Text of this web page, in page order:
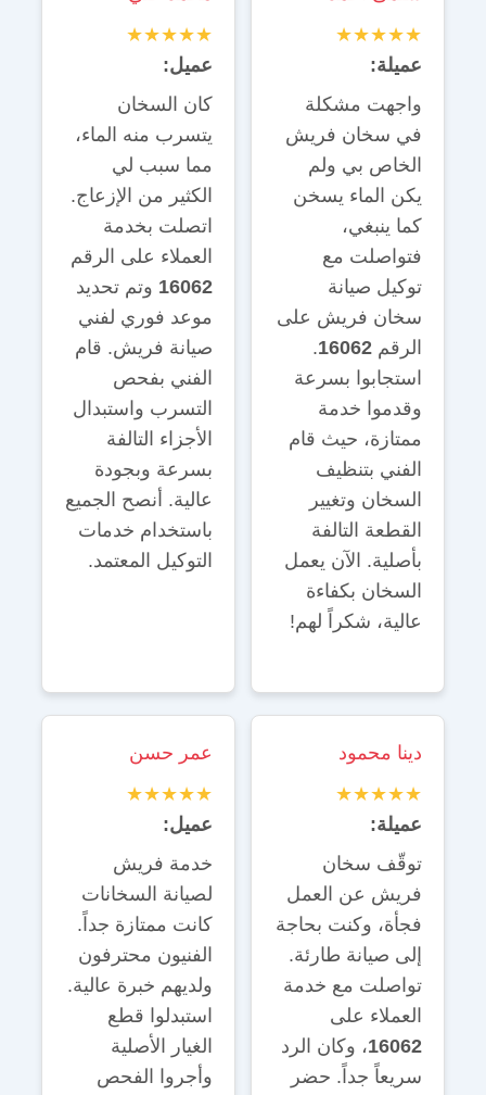
★★★★★
عميلة:
واجهت مشكلة
في سخان فريش
الخاص بي ولم
يكن الماء يسخن
كما ينبغي،
فتواصلت مع
توكيل صيانة
سخان فريش على
الرقم 16062
.
استجابوا بسرعة
وقدموا خدمة
ممتازة، حيث قام
الفني بتنظيف
السخان وتغيير
القطعة التالفة
بأصلية. الآن يعمل
السخان بكفاءة
عالية، شكراً لهم!
★★★★★
عميل:
كان السخان
يتسرب منه الماء،
مما سبب لي
الكثير من الإزعاج.
اتصلت بخدمة
العملاء على الرقم
16062 وتم تحديد
موعد فوري لفني
صيانة فريش. قام
الفني بفحص
التسرب واستبدال
الأجزاء التالفة
بسرعة وبجودة
عالية. أنصح الجميع
باستخدام خدمات
التوكيل المعتمد.
دينا محمود
★★★★★
عميلة:
توقّف سخان
فريش عن العمل
فجأة، وكنت بحاجة
إلى صيانة طارئة.
تواصلت مع خدمة
العملاء على
16062، وكان الرد
سريعاً جداً. حضر
عمر حسن
★★★★★
عميل:
خدمة فريش
لصيانة السخانات
كانت ممتازة جداً.
الفنيون محترفون
ولديهم خبرة عالية.
استبدلوا قطع
الغيار الأصلية
وأجروا الفحص